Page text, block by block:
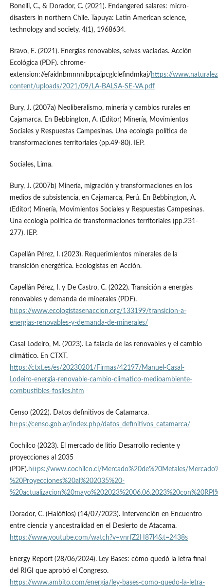
Bonelli, C., & Dorador, C. (2021). Endangered salares: micro-
disasters in northern Chile. Tapuya: Latin American science,
technology and society, 4(1), 1968634.
Bravo, E. (2021). Energías renovables, selvas vaciadas. Acción
Ecológica (PDF). chrome-
extension://efaidnbmnnnibpcajpcglclefindmkaj/ https://
content/uploads/2021/09/LA-BALSA-SE-VA.pdf
Bury, J. (2007a) Neoliberalismo, minería y cambios rurales en
Cajamarca. En Bebbington, A. (Editor) Minería, Movimientos
Sociales y Respuestas Campesinas. Una ecología política de
transformaciones territoriales (pp.49-80). IEP.
Sociales, Lima.
Bury, J. (2007b) Minería, migración y transformaciones en los
medios de subsistencia, en Cajamarca, Perú. En Bebbington, A.
(Editor) Minería, Movimientos Sociales y Respuestas Campesinas.
Una ecología política de transformaciones territoriales (pp.231-
277). IEP.
Capellán Pérez, I. (2023). Requerimientos minerales de la
transición energética. Ecologistas en Acción.
Capellán Pérez, I. y De Castro, C. (2022). Transición a energías
renovables y demanda de minerales (PDF).
https://www.ecologistasenaccion.org/133199/transicion-a-
energias-renovables-y-demanda-de-minerales/
Casal Lodeiro, M. (2023). La falacia de las renovables y el cambio
climático. En CTXT.
https://ctxt.es/es/20230201/Firmas/42197/Manuel-Casal-
Lodeiro-energia-renovable-cambio-climatico-medioambiente-
combustibles-fosiles.htm
Censo (2022). Datos definitivos de Catamarca.
https://censo.gob.ar/index.php/datos_definitivos_catamarca/
Cochilco (2023). El mercado de litio Desarrollo reciente y
proyecciones al 2035
(PDF).https://www.cochilco.cl/Mercado%20de%20Metales/
%20Proyecciones%20al%202035%20-
Dorador, C. (Halófilos) (14/07/2023). Intervención en Encuentro
entre ciencia y ancestralidad en el Desierto de Atacama.
https://www.youtube.com/watch?v=vnrfZ2H87l4&t=2438s
Energy Report (28/06/2024). Ley Bases: cómo quedó la letra final
del RIGI que aprobó el Congreso.
https://www.ambito.com/energia/ley-bases-como-quedo-la-letra-